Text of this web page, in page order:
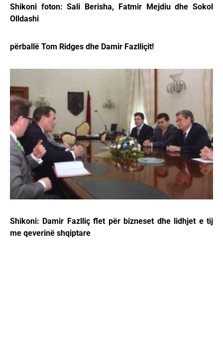
Shikoni foton: Sali Berisha, Fatmir Mejdiu dhe Sokol
Olldashi
përballë Tom Ridges dhe Damir Fazlliçit!
Shikoni: Damir Fazlliç flet për bizneset dhe lidhjet e tij
me qeverinë shqiptare